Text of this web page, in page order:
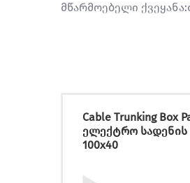
მწარმოებელი
Cable Trunking Box
ელექტრო სადენის
100x40